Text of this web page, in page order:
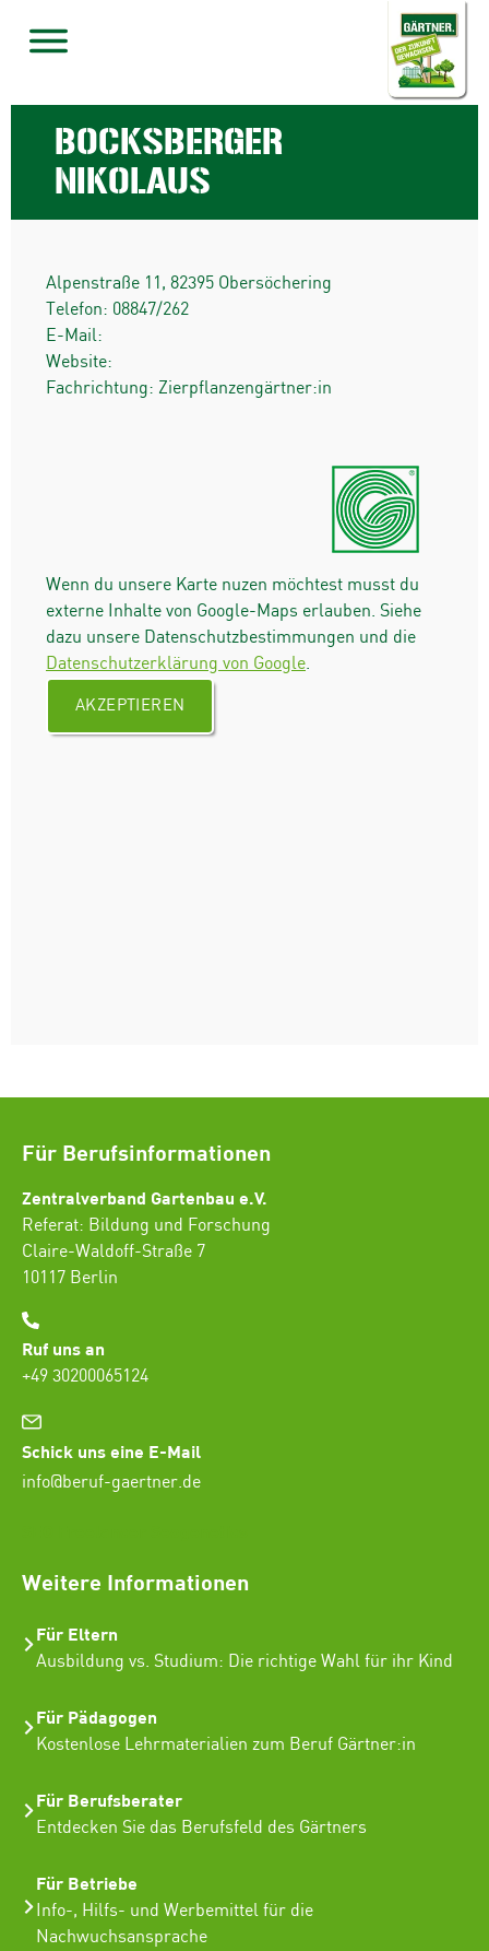
BOCKSBERGER
NIKOLAUS
Alpenstraße 11 , 82395 Obersöchering
Telefon: 08847/262
E-Mail:
Website:
Fachrichtung: Zierpflanzengärtner:in
Wenn du unsere Karte nuzen möchtest musst du
externe Inhalte von Google-Maps erlauben. Siehe
dazu unsere Datenschutzbestimmungen und die
Datenschutzerklärung von Google.
AKZEPTIEREN
Für Berufsinformationen
Zentralverband Gartenbau e.V.
Referat: Bildung und Forschung
Claire-Waldoff-Straße 7
10117 Berlin
Ruf uns an
+49 30200065124
Schick uns eine E-Mail
info@beruf-gaertner.de
Weitere Informationen
Für Eltern
Ausbildung vs. Studium: Die richtige Wahl für ihr Kind
Für Pädagogen
Kostenlose Lehrmaterialien zum Beruf Gärtner:in
Für Berufsberater
Entdecken Sie das Berufsfeld des Gärtners
Für Betriebe
Info-, Hilfs- und Werbemittel für die
Nachwuchsansprache